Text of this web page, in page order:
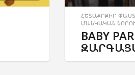
ՀԵՏԱՔՐՔԻՐ
ՄԱՆԿԱԿԱՆ
BABY